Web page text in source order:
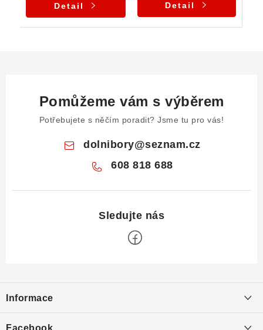
Detail Detail
Pomůžeme vám s výběrem
Potřebujete s něčím poradit? Jsme tu pro vás!
dolnibory@seznam.cz
608 818 688
p
a
Informace
Facebook